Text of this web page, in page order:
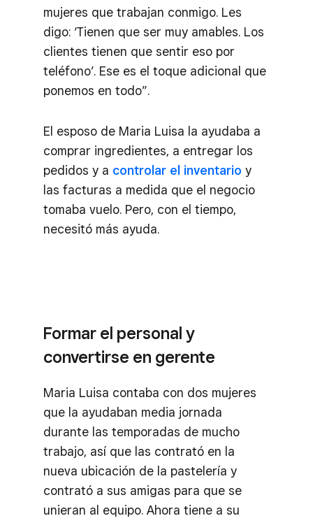
mujeres que trabajan conmigo. Les
digo: ‘Tienen que ser muy amables. Los
clientes tienen que sentir eso por
teléfono’. Ese es el toque adicional que
ponemos en todo”.
El esposo de Maria Luisa la ayudaba a
comprar ingredientes, a entregar los
pedidos y a controlar el inventario y
las facturas a medida que el negocio
tomaba vuelo. Pero, con el tiempo,
necesitó más ayuda.
Formar el personal y
convertirse en gerente
Maria Luisa contaba con dos mujeres
que la ayudaban media jornada
durante las temporadas de mucho
trabajo, así que las contrató en la
nueva ubicación de la pastelería y
contrató a sus amigas para que se
unieran al equipo. Ahora tiene a su